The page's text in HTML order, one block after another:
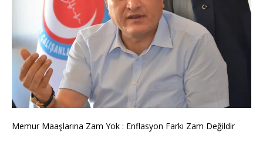
Memur Maaşlarına Zam Yok : Enflasyon Farkı Zam Değildir